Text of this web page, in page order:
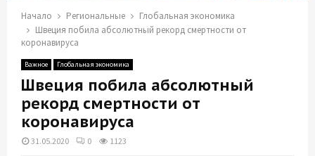
M
N
Начало Региональные
Глобальная экономика
Швеция побила абсолютный рекорд смертности от
коронавируса
Важное Глобальная экономика
Швеция побила абсолютный
рекорд смертности от
коронавируса
31.05.2020 0 1123